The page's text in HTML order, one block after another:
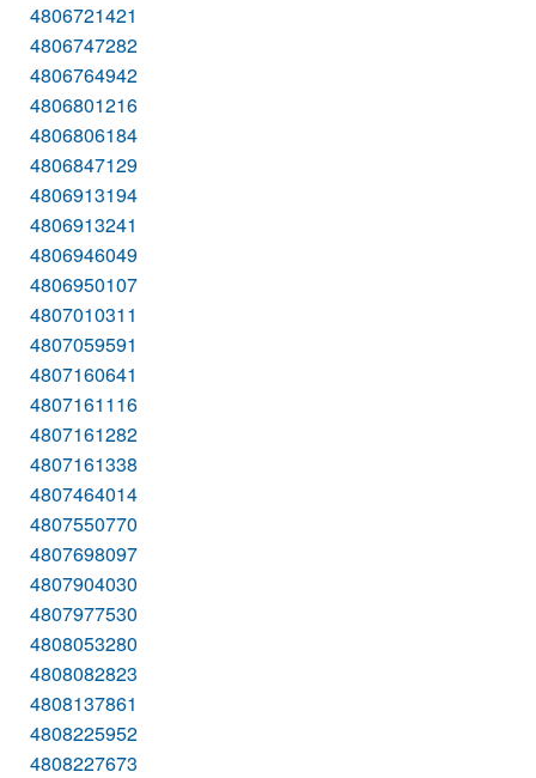
4806721421
4806747282
4806764942
4806801216
4806806184
4806847129
4806913194
4806913241
4806946049
4806950107
4807010311
4807059591
4807160641
4807161116
4807161282
4807161338
4807464014
4807550770
4807698097
4807904030
4807977530
4808053280
4808082823
4808137861
4808225952
4808227673